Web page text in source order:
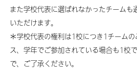
また学校代表に選ばれなかったチームも
いただけます。
＊学校代表の権利は1校につき1チーム
ス、学年でご参加されている場合も1校
で、ご了承ください。